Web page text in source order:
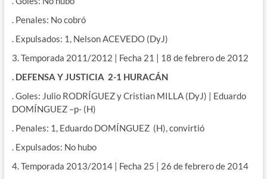
. Penales: No cobró
. Expulsados: 1, Nelson ACEVEDO (DyJ)
3. Temporada 2011/2012 | Fecha 21 | 18 de febrero de 2012
. DEFENSA Y JUSTICIA 2-1 HURACÁN
. Goles: Julio RODRÍGUEZ y Cristian MILLA (DyJ) | Eduardo
DOMÍNGUEZ –p- (H)
. Penales: 1, Eduardo DOMÍNGUEZ (H), convirtió
. Expulsados: No hubo
4. Temporada 2013/2014 | Fecha 25 | 26 de febrero de 2014